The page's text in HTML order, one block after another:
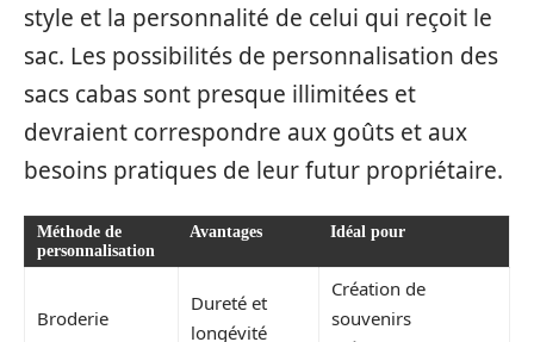
style et la personnalité de celui qui reçoit le
sac. Les possibilités de personnalisation des
sacs cabas sont presque illimitées et
devraient correspondre aux goûts et aux
besoins pratiques de leur futur propriétaire.
Méthode de
personnalisation
Avantages Idéal pour
Broderie
Dureté et
longévité
Création de
souvenirs